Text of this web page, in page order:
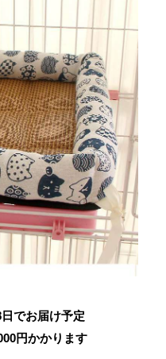
でお届け予定
円かかります